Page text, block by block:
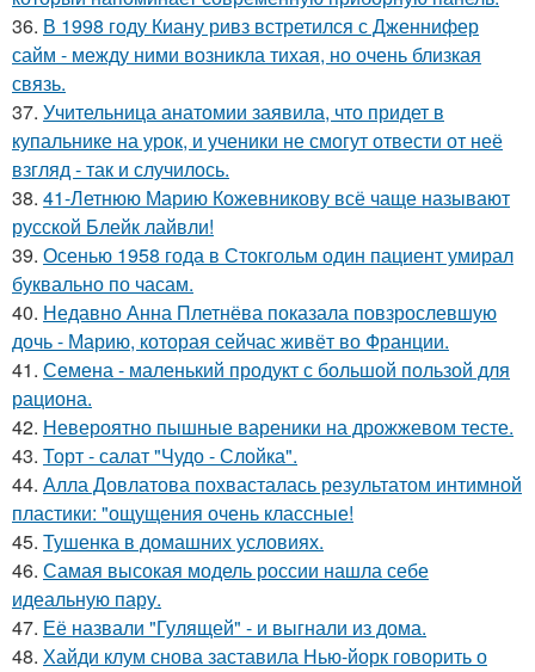
36. В 1998 году Киану ривз встретился с Дженнифер
сайм - между ними возникла тихая, но очень близкая
связь.
37. Учительница анатомии заявила, что придет в
купальнике на урок, и ученики не смогут отвести от неё
взгляд - так и случилось.
38. 41-Летнюю Марию Кожевникову всё чаще называют
русской Блейк лайвли!
39. Осенью 1958 года в Стокгольм один пациент умирал
буквально по часам.
40. Недавно Анна Плетнёва показала повзрослевшую
дочь - Марию, которая сейчас живёт во Франции.
41. Семена - маленький продукт с большой пользой для
рациона.
42. Невероятно пышные вареники на дрожжевом тесте.
43. Торт - салат "Чудо - Слойка".
44. Алла Довлатова похвасталась результатом интимной
пластики: "ощущения очень классные!
45. Тушенка в домашних условиях.
46. Самая высокая модель россии нашла себе
идеальную пару.
47. Её назвали "Гулящей" - и выгнали из дома.
48. Хайди клум снова заставила Нью-йорк говорить о